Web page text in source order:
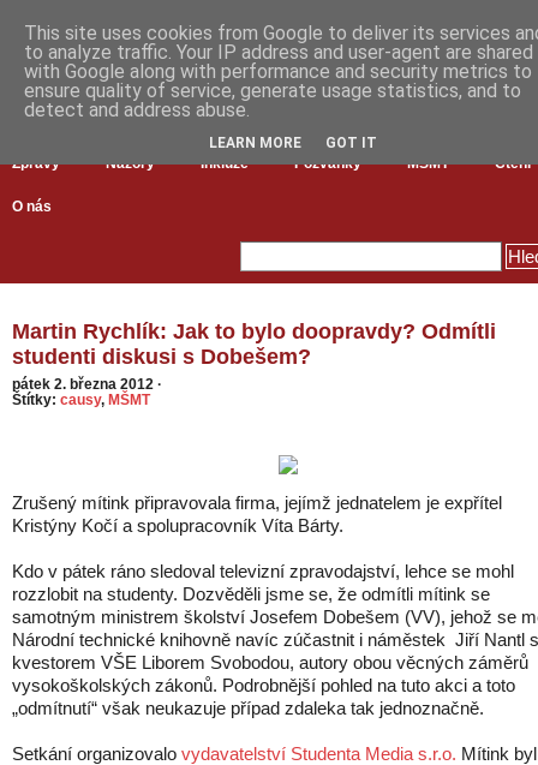
Zprávy Názory Inkluze Pozvánky MŠMT Čtení
O nás
Martin Rychlík: Jak to bylo doopravdy? Odmítli
studenti diskusi s Dobešem?
pátek 2. března 2012 ·
Štítky: causy, MŠMT
Zrušený mítink připravovala firma, jejímž jednatelem je expřítel
Kristýny Kočí a spolupracovník Víta Bárty.
Kdo v pátek ráno sledoval televizní zpravodajství, lehce se mohl
rozzlobit na studenty. Dozvěděli jsme se, že odmítli mítink se
samotným ministrem školství Josefem Dobešem (VV), jehož se
Národní technické knihovně navíc zúčastnit i náměstek Jiří Nantl s
kvestorem VŠE Liborem Svobodou, autory obou věcných záměrů
vysokoškolských zákonů. Podrobnější pohled na tuto akci a toto
„odmítnutí“ však neukazuje případ zdaleka tak jednoznačně.
Setkání organizovalo vydavatelství Studenta Media s.r.o. Mítink byl
This site uses cookies from Google to deliver its services
to analyze traffic. Your IP address and user-agent are shared
with Google along with performance and security metrics to
ensure quality of service, generate usage statistics, and to
detect and address abuse.
LEARN MORE GOT IT